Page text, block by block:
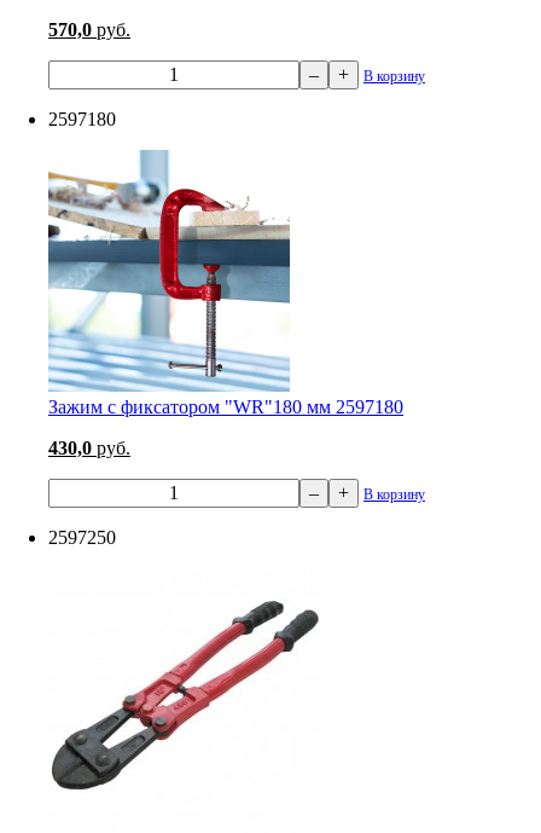
570,0 руб.
– + В корзину
2597180
Зажим с фиксатором "WR"180 мм 2597180
430,0 руб.
– + В корзину
2597250